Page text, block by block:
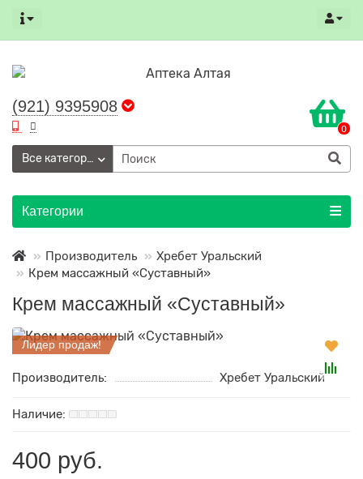
(921) 9395908
0
Все категории
Категории
Производитель
Хребет Уральский
Крем массажный «Суставный»
Крем массажный «Суставный»
Лидер продаж!
Производитель: Хребет Уральский
400 руб.